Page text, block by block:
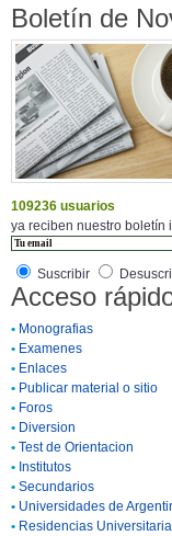
Boletín de
109236 usuarios
ya reciben nuestro boletín
Suscribir
Acceso
• Monografias
• Examenes
• Enlaces
• Publicar material o sitio
• Foros
• Diversion
• Test de Orientacion
• Institutos
• Secundarios
• Universidades de
• Residencias